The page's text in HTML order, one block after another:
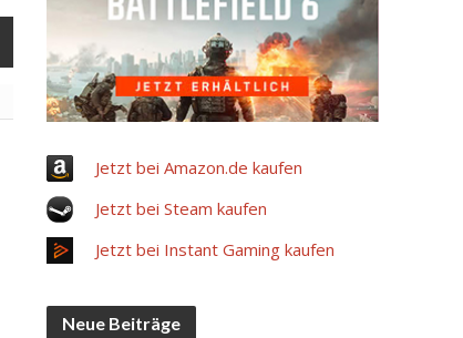
Jetzt bei Amazon.de kaufen
Jetzt bei Steam kaufen
Jetzt bei Instant Gaming kaufen
Neue Beiträge